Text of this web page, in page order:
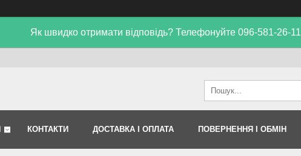
Як швидко отримати відповідь? Телефонуйте 096-581-26-11
КОНТАКТИ ДОСТАВКА І ОПЛАТА ПОВЕРНЕННЯ І ОБМІН